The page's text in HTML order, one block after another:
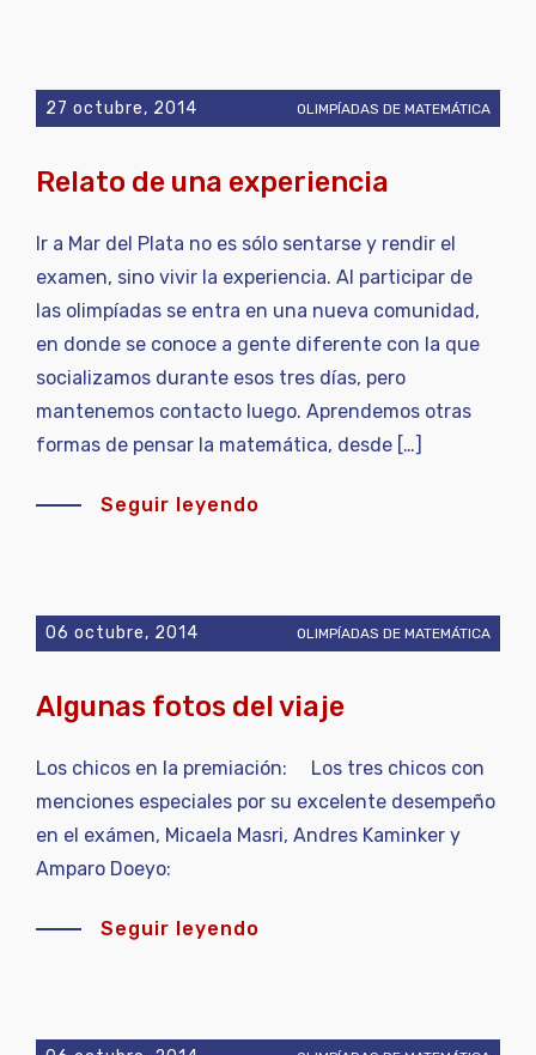
27 octubre, 2014 OLIMPÍADAS DE MATEMÁTICA
Relato de una experiencia
Ir a Mar del Plata no es sólo sentarse y rendir el
examen, sino vivir la experiencia. Al participar de
las olimpíadas se entra en una nueva comunidad,
en donde se conoce a gente diferente con la que
socializamos durante esos tres días, pero
mantenemos contacto luego. Aprendemos otras
formas de pensar la matemática, desde […]
Seguir leyendo
06 octubre, 2014 OLIMPÍADAS DE MATEMÁTICA
Algunas fotos del viaje
Los chicos en la premiación: Los tres chicos con
menciones especiales por su excelente desempeño
en el exámen, Micaela Masri, Andres Kaminker y
Amparo Doeyo:
Seguir leyendo